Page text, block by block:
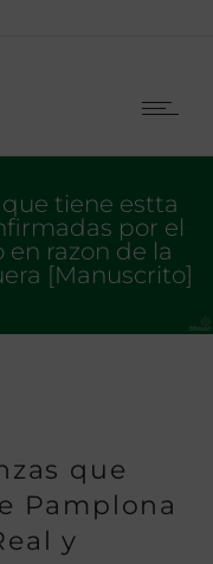
tiene estta
por el
en razon de la
[Manuscrito]
que
Pamplona
y